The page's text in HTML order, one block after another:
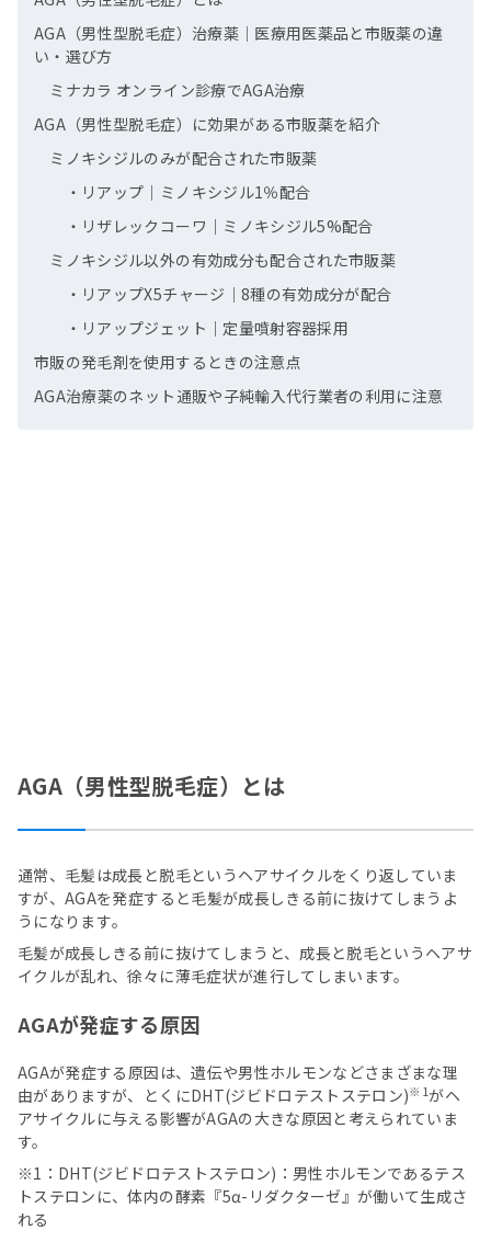
AGA（男性型脱毛症）治療薬｜医療用医薬品と市販薬の違
い・選び方
ミナカラ オンライン診療でAGA治療
AGA（男性型脱毛症）に効果がある市販薬を紹介
ミノキシジルのみが配合された市販薬
・リアップ｜ミノキシジル1％配合
・リザレックコーワ｜ミノキシジル5%配合
ミノキシジル以外の有効成分も配合された市販薬
・リアップX5チャージ｜8種の有効成分が配合
・リアップジェット｜定量噴射容器採用
市販の発毛剤を使用するときの注意点
AGA治療薬のネット通販や子純輸入代行業者の利用に注意
AGA（男性型脱毛症）とは
通常、毛髪は成長と脱毛というヘアサイクルをくり返していま
すが、AGAを発症すると毛髪が成長しきる前に抜けてしまうよ
うになります｡
毛髪が成長しきる前に抜けてしまうと、成長と脱毛というヘアサ
イクルが乱れ、徐々に薄毛症状が進行してしまいます。
AGAが発症する原因
AGAが発症する原因は、遺伝や男性ホルモンなどさまざまな理
由がありますが、とくにDHT(ジビドロテストステロン)※1がヘ
アサイクルに与える影響がAGAの大きな原因と考えられていま
す。
※1：DHT(ジビドロテストステロン)：男性ホルモンであるテス
トステロンに、体内の酵素『5α-リダクターゼ』が働いて生成さ
れる